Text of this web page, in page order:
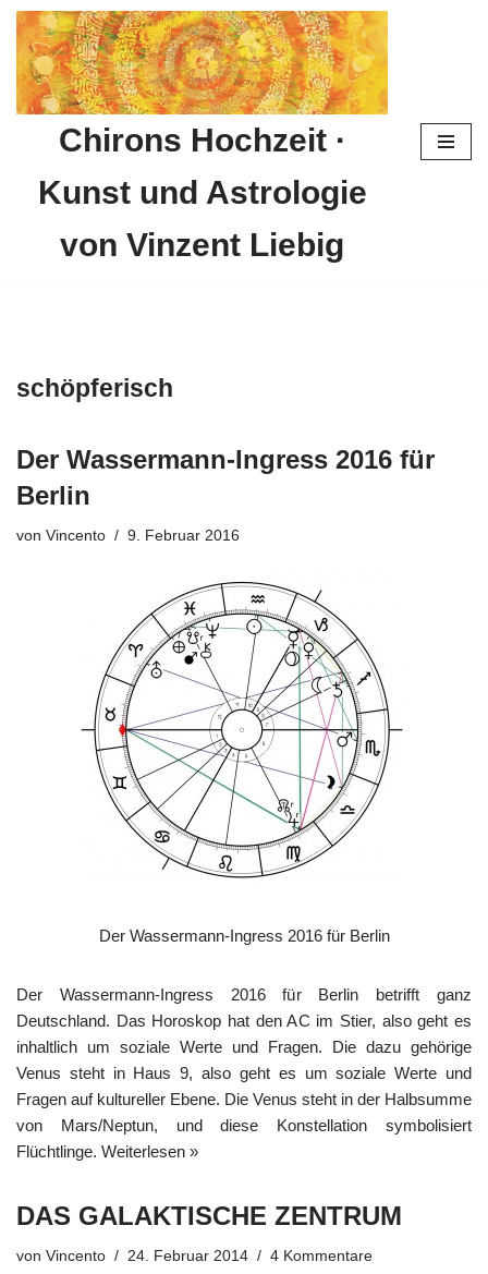
Zum
Inhalt
springen
Chirons Hochzeit ·
Kunst und Astrologie
von Vinzent Liebig
schöpferisch
Der Wassermann-Ingress 2016 für
Berlin
von Vincento 9. Februar 2016
Der Wassermann-Ingress 2016 für Berlin
Der Wassermann-Ingress 2016 für Berlin betrifft ganz
Deutschland. Das Horoskop hat den AC im Stier, also geht es
inhaltlich um soziale Werte und Fragen. Die dazu gehörige
Venus steht in Haus 9, also geht es um soziale Werte und
Fragen auf kultureller Ebene. Die Venus steht in der Halbsumme
von Mars/Neptun, und diese Konstellation symbolisiert
Flüchtlinge. Weiterlesen »
DAS GALAKTISCHE ZENTRUM
von Vincento 24. Februar 2014 4 Kommentare